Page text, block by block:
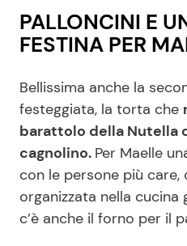
PALLONCINI E
FESTINA PER
Bellissima anche la
festeggiata, la torta che
barattolo della Nutella
cagnolino. Per Maelle
con le persone più care,
organizzata nella cucina
c’è anche il forno per il